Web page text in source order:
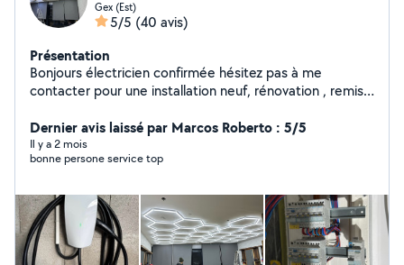
Gex (Est)
5/5 (40 avis)
Présentation
Bonjours électricien confirmée hésitez pas à me
contacter pour une installation neuf, rénovation , remise
de me contacter par téléphone O685202206
Dernier avis laissé par Marcos Roberto : 5/5
Il y a 2 mois
bonne persone service top